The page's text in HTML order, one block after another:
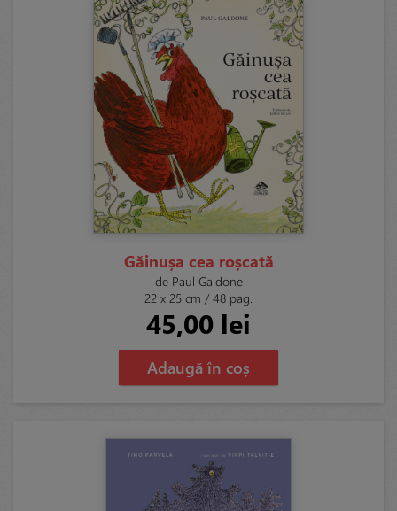
Găinușa cea roșcată
de Paul Galdone
22 x 25 cm / 48 pag.
45,00 lei
Adaugă în coș